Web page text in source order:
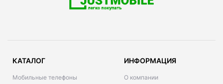
КАТАЛОГ
Мобильные телефоны
ИНФОРМАЦИЯ
О компании